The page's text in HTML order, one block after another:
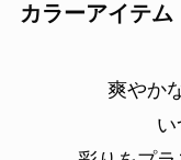
カラーアイテム
爽やか